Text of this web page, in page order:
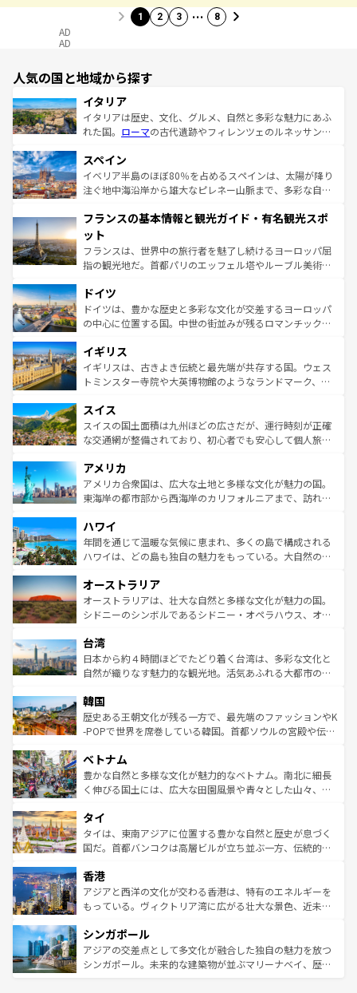
1 2 3 … 8
AD
AD
人気の国と地域から探す
イタリア
イタリアは歴史、文化、グルメ、自然と多彩な魅力にあふ
れた国。 ローマの古代遺跡やフィレンツェのルネッサンス
ろん、トスカーナの美しい田園風景やアマルフィ海岸の絶
景など、自然景観も見逃せない。観光の合間には、本場の
ピザやパスタなど、絶品のイタリア料理を堪能することも
ませてくれるイタリアで、忘れられない旅をしてみよう！
なお、新着のイタリア情報は
しい。
スペイン
イベリア半島のほぼ80％を占めるスペインは、太陽が降り
注ぐ地中海沿岸から雄大なピレネー山脈まで、多彩な自然
文化が根付くこの国では、情熱的なフラメンコ、熱気あふ
れる闘牛、そして美味しいタパスが生活の一部となってい
る。首都マドリードの洗練された雰囲気や、バルセロナの
アートに溢れた街角から、地方では古代ローマ遺跡や中世
せる。地方によって風土や気候が異なるスペインはその個
性で訪れる人を魅了する。 なお、新着のスペイン情報は コ
ンテンツ一覧を参照してほしい。
フランスの基本情報と観光ガイド・有名観光スポ
ット
フランスは、世界中の旅行者を魅了し続けるヨーロッパ屈
指の観光地だ。首都パリのエッフェル塔やルーブル美術館
で、幅広い魅力が詰まっている。華麗な宮殿、歴史的な大
聖堂、美しいビーチ、そして豊かな自然が、訪れる者を心
から魅了する。また、フランスは美食の国としても知ら
いる。シャンパンの発祥地であるランス、プロヴァンスの
香り高いラベンダー畑など、多彩な楽しみ方が可能だ。さ
らに、パリ以外の地域にも魅力が溢れており、どの街角に
れる地方に足を運ぶとそれぞれで全く異なる文化を体験で
きるだろう。 なお、新着のフランス情報はコンテンツ一覧
を参照してほしい。
ドイツ
ドイツは、豊かな歴史と多彩な文化が交差するヨーロッパ
の中心に位置する国。中世の街並みが残るロマンチック街
顔を持つこの国は、どこを歩いても飽きることがない。ベ
ルリンの文化的活気、バイエルン州のアルプスの絶景、そ
してライン川沿いのワイン畑といった風景は必見。ビール
は、お酒好きな人にはぜひ体験してほしい。 なお、新着の
ドイツ情報はコンテンツ一覧を参照してほしい。
イギリス
イギリスは、古きよき伝統と最先端が共存する国。ウェス
トミンスター寺院や大英博物館のようなランドマーク、歴
リアごとに異なる魅力がある。また、優雅なアフタヌーン
ティー、ビール好きにはたまらない英国パブ、サッカー観
戦など、本場だからこそできる体験も豊富。イギリスを旅
ンツ一覧を参照してほしい。
スイス
スイスの国土面積は九州ほどの広さだが、運行時刻が正確
な交通網が整備されており、初心者でも安心して個人旅行
の建物がそのまま残る町や、スイスならではのユニークな
博物館もあり、アルプス観光だけでなく町歩きも満喫する
ことができる。国民の所得が高いため物価も高いが、旅行
ば市内交通費無料で観光を楽しむこともできる。 なお、新
着のスイス情報はコンテンツ一覧 を参照してほしい。
アメリカ
アメリカ合衆国は、広大な土地と多様な文化が魅力の国。
東海岸の都市部から西海岸のカリフォルニアまで、訪れる
のような巨大都市は、観光、ショッピング、エンターテイ
ンメントが詰まった刺激的なスポットだ。一方、アメリカ
西部には大自然が広がり、グランドキャニオンやイエロー
部のニューオーリンズでは、音楽と美食が融合した独特の
文化が魅力。旅行者はアメリカの各地域で異なる魅力を楽
しみながら、その多様性と豊かな歴史を感じることができ
ならではの贅沢な旅のスタイルだ。 なお、新着のアメリカ
情報はコンテンツ一覧を参照してほしい。
ハワイ
年間を通じて温暖な気候に恵まれ、多くの島で構成される
ハワイは、どの島も独自の魅力をもっている。大自然の神
ワイ島は見逃せない。また、定番の観光地といえばオアフ
島だが、静かな自然を求めるならマウイ島やカウアイ島が
おすすめ。エメラルドグリーンに輝く海をはじめ、豊かな
れるおもてなしの心で訪れる人々を迎えてくれるハワイの
人々、おいしいローカルフードやハワイアンミュージッ
ク、伝統的なフラダンスなど、すべてがハワイの魅力を彩
ワイを、存分に味わってほしい。 なお、新着のハワイ情報
はコンテンツ一覧を参照してほしい。
オーストラリア
オーストラリアは、壮大な自然と多様な文化が魅力の国。
シドニーのシンボルであるシドニー・オペラハウス、オー
リアリーフや大陸中央部にそびえるウルル（エアーズロッ
ク）、タスマニアの美しい原生林やケアンズの熱帯雨林な
ど、見どころがたくさん。また、カフェやワイン、オージ
いる。アクティビティも充実しており、サーフィンやダイ
ビング、ハイキングなど、アウトドア好きにはたまらな
い。オーストラリアの多彩な魅力を存分に味わいつくそ
参照してほしい。
台湾
日本から約４時間ほどでたどり着く台湾は、多彩な文化と
自然が織りなす魅力的な観光地。活気あふれる大都市の台
ン）、静ひつな山岳地帯である台湾東部など、都市の喧騒
と山間の静けさが共存しており、訪れる人に新しい発見と
驚きをもたらしてくれる。また、奥深い台湾の食文化も魅
容にもいいと評判のスイーツなど、バラエティ豊かな料理
が味わえる。 なお、新着の台湾情報は コンテンツ一覧を参
照してほしい。
韓国
歴史ある王朝文化が残る一方で、最先端のファッションやK
-POPで世界を席巻している韓国。首都ソウルの宮殿や伝統
き、地方に足を延ばせば四季折々の自然美を楽しむことが
できる。そして、キムチや焼肉、絶品のストリートフード
まで、さまざまな韓国料理が待っている。夜には、韓国な
リティに包まれながら、韓国の多彩な魅力を心ゆくまで味
わってみてほしい。 なお、新着の韓国情報はコンテンツ一
覧を参照してほしい。
ベトナム
豊かな自然と多様な文化が魅力的なベトナム。南北に細長
く伸びる国土には、広大な田園風景や青々とした山々、世
急速な発展と共に伝統が息づく。ハノイの古い町並みやホ
ーチミン市のフランス統治時代の建物も、独特の雰囲気を
醸し出している。また、バラエティの豊かさとおいしさで
とつ。フォーやバインミー、ベトナムコーヒーなどは、ぜ
ひ現地で味わいたい。どの地域を訪れてもあたたかい人々
が旅行者を迎えてくれるので、きっと忘れられない旅にな
参照してほしい。
タイ
タイは、東南アジアに位置する豊かな自然と歴史が息づく
国だ。首都バンコクは高層ビルが立ち並ぶ一方、伝統的な
の活気が交差している。北部ではチェンマイなどの山岳地
帯で自然と触れ合い、南部ではプーケットやクラビの美し
いビーチでリゾート気分を楽しむことができる。タイ料理
激する。気候は一年中温暖で、どの季節にも異なる楽しみ
が待っている。親しみやすいタイの人々、仏教を中心とし
た文化、そして多様な観光資源が、訪れる旅人を魅了し続
香港
アジアと西洋の文化が交わる香港は、特有のエネルギーを
もっている。ヴィクトリア湾に広がる壮大な景色、近未来
み、どこを訪れても感動するはず。観光スポットが密集し
ており、効率よく見どころを回れるのも魅力。息をのむよ
うな絶景から文化的な体験まで、香港を存分に楽しみ尽く
シンガポール
アジアの交差点として多文化が融合した独自の魅力を放つ
シンガポール。未来的な建築物が並ぶマリーナベイ、歴史